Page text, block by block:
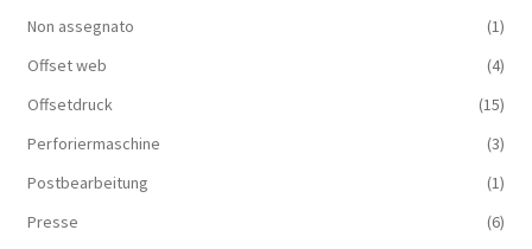
Non assegnato
(1)
Offset web
(4)
Offsetdruck
(15)
Perforiermaschine
(3)
Postbearbeitung
(1)
Presse
(6)